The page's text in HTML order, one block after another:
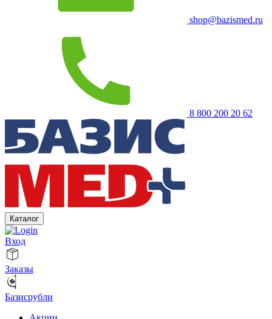
shop@bazismed.ru
8 800 200 20 62
Каталог
Вход
Заказы
Базисрубли